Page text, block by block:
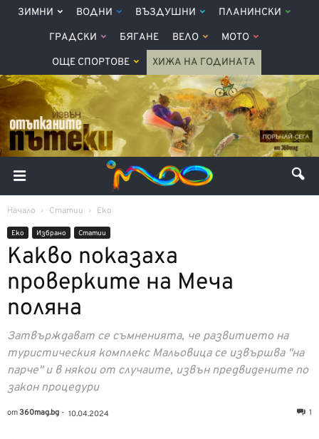
ЗИМНИ ВОДНИ ВЪЗДУШНИ ПЛАНИНСКИ
ГРАДСКИ БЯГАНЕ ВЕЛО МОТО
ОЩЕ СПОРТОВЕ ХИЖА НА ГОДИНАТА
Начало Статии Еко
Еко Избрано Статии
Какво показаха
проверките на Меча
поляна
Затвърждават се съмненията, че развитието на
туристическия комплекс Мальовица се извършва "на
парче" и в някои от случаите, извън предвидените по
закон процедури
от360mag.bg - 10.04.2024 1